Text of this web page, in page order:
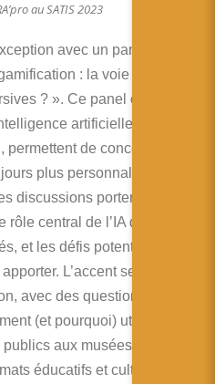
au SATIS 2023
avec un panel intitulé
: la voie royale
? ». Ce panel explorera
artificielle (IA),
de concevoir des
plus personnalisées,
discussions porteront sur les
central de l’IA dans la
et les défis potentiels que
L’accent sera
avec des questions
(et pourquoi) utiliser l’IA
aux musées ? » ou «
éducatifs et culturels